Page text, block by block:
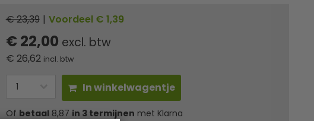
€ 23,39 | Voordeel € 1,39
€ 22,00 excl. btw
€ 26,62 incl. btw
In winkelwagentje
Of betaal8,87 in 3 termijnen met Klarna